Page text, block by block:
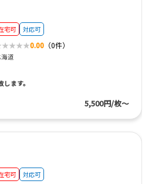
宅可 対応可
0.00 （0件）
道
ます。
5,500円/枚～
宅可 対応可